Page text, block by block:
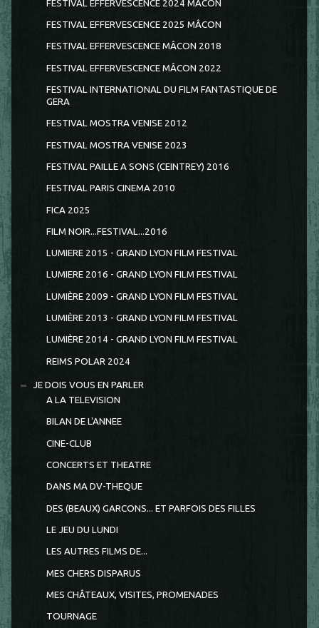
FESTIVAL EFFERVESCENCE 2024 MÂCON
FESTIVAL EFFERVESCENCE 2025 MÂCON
FESTIVAL EFFERVESCENCE MÂCON 2018
FESTIVAL EFFERVESCENCE MÂCON 2022
FESTIVAL INTERNATIONAL DU FILM FANTASTIQUE DE
GERA
FESTIVAL MOSTRA VENISE 2012
FESTIVAL MOSTRA VENISE 2023
FESTIVAL PAILLE A SONS (CEINTREY) 2016
FESTIVAL PARIS CINEMA 2010
FICA 2025
FILM NOIR...FESTIVAL...2016
LUMIERE 2015 - GRAND LYON FILM FESTIVAL
LUMIERE 2016 - GRAND LYON FILM FESTIVAL
LUMIÈRE 2009 - GRAND LYON FILM FESTIVAL
LUMIÈRE 2013 - GRAND LYON FILM FESTIVAL
LUMIÈRE 2014 - GRAND LYON FILM FESTIVAL
REIMS POLAR 2024
JE DOIS VOUS EN PARLER
A LA TELEVISION
BILAN DE L'ANNEE
CINE-CLUB
CONCERTS ET THEATRE
DANS MA DV-THEQUE
DES (BEAUX) GARCONS... ET PARFOIS DES FILLES
LE JEU DU LUNDI
LES AUTRES FILMS DE...
MES CHERS DISPARUS
MES CHÂTEAUX, VISITES, PROMENADES
TOURNAGE